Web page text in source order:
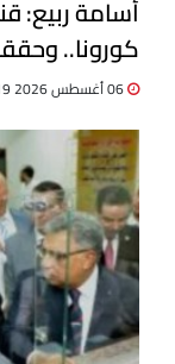
أسامة ربيع:
كورونا.. وحققنا نموًا 8%